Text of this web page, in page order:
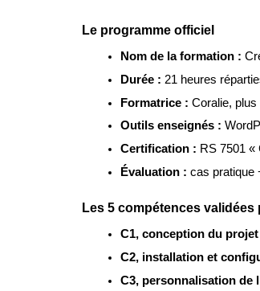
Le programme officiel
Nom de la formation :
Durée : 21 heures
Formatrice : Coralie, plus
Outils enseignés :
Certification : RS 7501 «
Évaluation : cas pratique
Les 5 compétences validées
C1, conception du
C2, installation et
C3, personnalisation de